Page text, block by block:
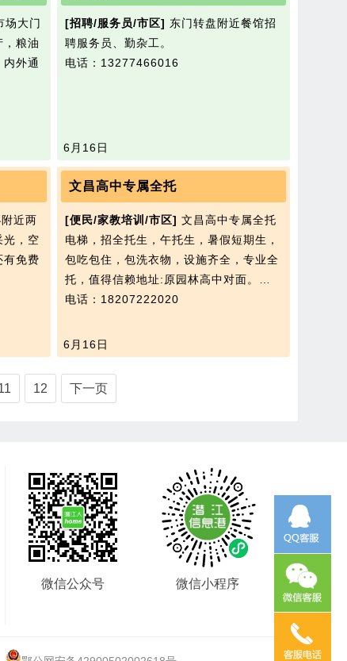
场大门
，粮油
外通
[招聘/服务员/市区] 东门转盘附近餐馆招
聘服务员、勤杂工。
电话：13277466016
6月16日
近两
光，空
有免费
文昌高中专属全托
[便民/家教培训/市区] 文昌高中专属全托
电梯，招全托生，午托生，暑假短期生，
包吃包住，包洗衣物，设施齐全，专业全
托，值得信赖地址:原园林高中对面。…
电话：18207222020
6月16日
12 下一页
微信公众号 微信小程序